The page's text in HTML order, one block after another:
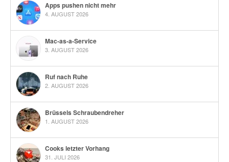
Apps pushen nicht mehr
4. AUGUST 2026
Mac-as-a-Service
3. AUGUST 2026
Ruf nach Ruhe
2. AUGUST 2026
Brüssels Schraubendreher
1. AUGUST 2026
Cooks letzter Vorhang
31. JULI 2026